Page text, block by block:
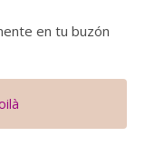
en tu buzón